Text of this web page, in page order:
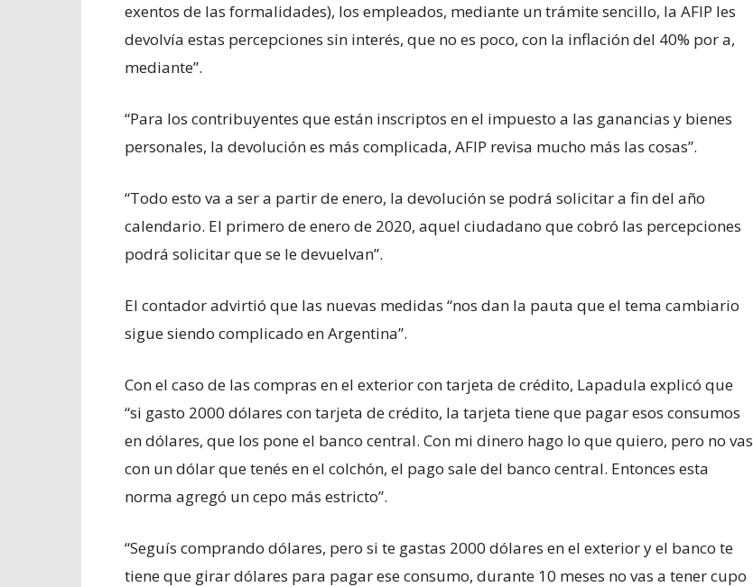
exentos de las formalidades), los empleados, mediante un trámite sencillo, la AFIP les
devolvía estas percepciones sin interés, que no es poco, con la inflación del 40% por a,
mediante”.
“Para los contribuyentes que están inscriptos en el impuesto a las ganancias y bienes
personales, la devolución es más complicada, AFIP revisa mucho más las cosas”.
“Todo esto va a ser a partir de enero, la devolución se podrá solicitar a fin del año
calendario. El primero de enero de 2020, aquel ciudadano que cobró las percepciones
podrá solicitar que se le devuelvan”.
El contador advirtió que las nuevas medidas “nos dan la pauta que el tema cambiario
sigue siendo complicado en Argentina”.
Con el caso de las compras en el exterior con tarjeta de crédito, Lapadula explicó que
“si gasto 2000 dólares con tarjeta de crédito, la tarjeta tiene que pagar esos consumos
en dólares, que los pone el banco central. Con mi dinero hago lo que quiero, pero no vas
con un dólar que tenés en el colchón, el pago sale del banco central. Entonces esta
norma agregó un cepo más estricto”.
“Seguís comprando dólares, pero si te gastas 2000 dólares en el exterior y el banco te
tiene que girar dólares para pagar ese consumo, durante 10 meses no vas a tener cupo